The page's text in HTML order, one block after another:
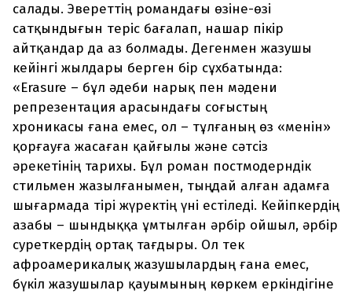
салады. Эвереттің романдағы өзіне-өзі
сатқындығын теріс бағалап, нашар пікір
айтқандар да аз болмады. Дегенмен жазушы
кейінгі жылдары берген бір сұхбатында:
«Erasure – бұл әдеби нарық пен мәдени
репрезентация арасындағы соғыстың
хроникасы ғана емес, ол – тұлғаның өз «менін»
қорғауға жасаған қайғылы және сәтсіз
әрекетінің тарихы. Бұл роман постмодерндік
стильмен жазылғанымен, тыңдай алған адамға
шығармада тірі жүректің үні естіледі. Кейіпкердің
азабы – шындыққа ұмтылған әрбір ойшыл, әрбір
суреткердің ортақ тағдыры. Ол тек
афроамерикалық жазушылардың ғана емес,
бүкіл жазушылар қауымының көркем еркіндігіне